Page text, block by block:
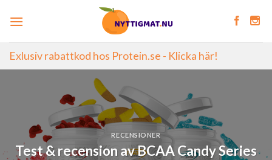
Exlusiv rabattkod hos Protein.se - Klicka här!
RECENSIONER
Test & recension av BCAA Candy Series